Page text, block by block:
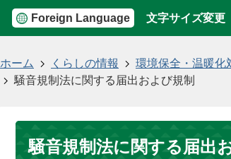
Foreign Language 文字サイズ変更
ホーム くらしの情報 環境保全・温暖化
騒音規制法に関する届出および規制
騒音規制法に関する届出